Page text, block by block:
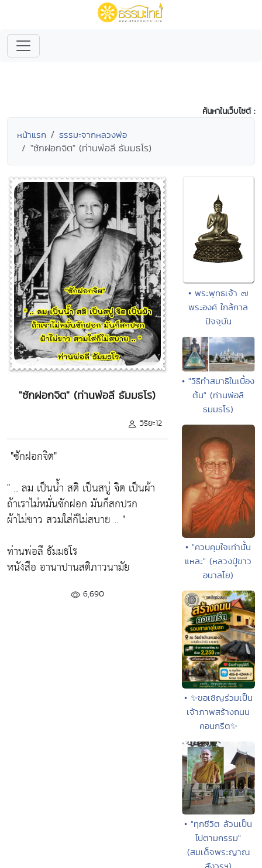
ค้นหาในเว็บไซต์ :
หน้าแรก ธรรมะจากหลวงพ่อ
"ซักฝอกจิต" (ท่านพ่อลี ธัมมธโร)
"ซักฝอกจิต" (ท่านพ่อลี ธัมมธโร)
วิริยะ12
"ซักฝอกจิต"
" .. ลม เป็นน้ำ สติ เป็นสบู่ จิต เป็นผ้า
ถ้าเราไม่หมั่นซักฝอก มันก็สกปรก
ผ้าไม่ขาว สวมใส่ก็ไม่สบาย .. "
ท่านพ่อลี ธัมมธโร
หนังสือ อานาปานสติภาวนามัย
6,690
• พระพุทธเจ้า ๗
พระองค์ ใกล้กาล
ปัจจุบัน
• "วิธีทำสมาธิในเบื้อง
ต้น" (ท่านพ่อลี
ธมฺมธโร)
• "ควบคุมใจเท่านั้น
แหละ" (หลวงปู่ขาว
อนาลโย)
• ✨ขอเชิญร่วมเป็น
เจ้าภาพสร้างถนน
คอนกรีต✨
• "ทุกชีวิต ล้วนเป็น
ไปตามกรรม"
(สมเด็จพระญาณ